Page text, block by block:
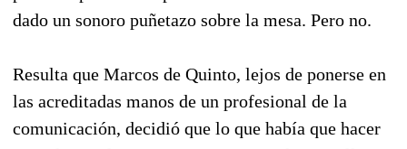
dado un sonoro puñetazo sobre la mesa. Pero no.
Resulta que Marcos de Quinto, lejos de ponerse en
las acreditadas manos de un profesional de la
comunicación, decidió que lo que había que hacer